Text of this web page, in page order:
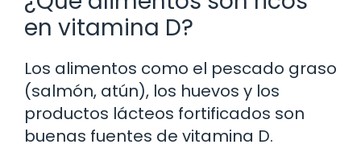
en vitamina D?
Los alimentos como el pescado graso
(salmón, atún), los huevos y los
productos lácteos fortificados son
buenas fuentes de vitamina D.